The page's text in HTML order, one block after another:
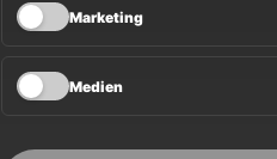
Marketing
Medien